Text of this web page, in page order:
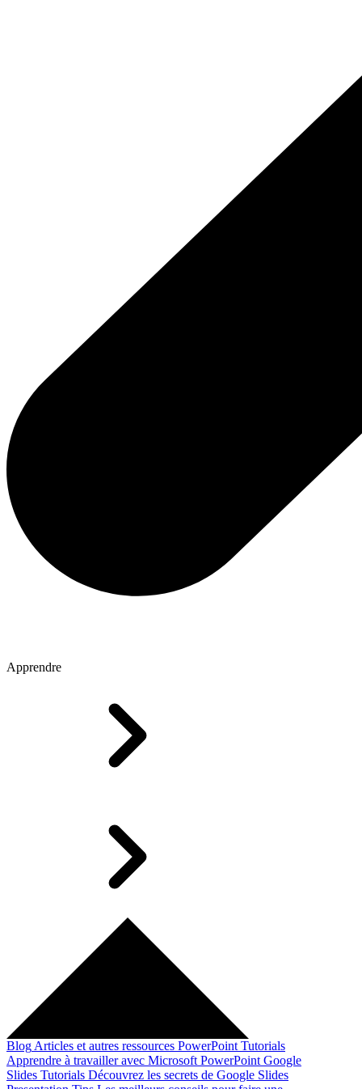
Apprendre
Blog Articles et autres ressources PowerPoint Tutorials
Apprendre à travailler avec Microsoft PowerPoint Google
Slides Tutorials Découvrez les secrets de Google Slides